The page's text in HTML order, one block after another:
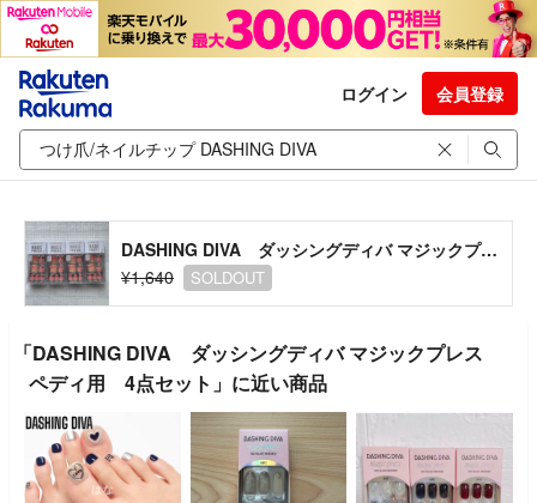
ログイン 会員登録
DASHING DIVA ダッシングディバ マジックプレス ペディ用 4点セット
¥1,640
SOLDOUT
「DASHING DIVA ダッシングディバ マジックプレス
ペディ用 4点セット」に近い商品